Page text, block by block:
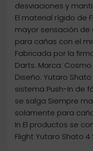
desviaciones y
El material rígido de
mayor sensación
para cañas con el
Fabricada por la
Darts. Marca:
Diseño: Yutaro
sistema Push-In de
se salga Siempre
solamente para
In El productos se
Flight Yutaro Shato